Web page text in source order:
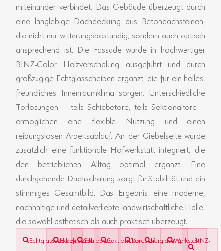
miteinander verbindet. Das Gebäude überzeugt durch
eine langlebige Dachdeckung aus Betondachsteinen,
die nicht nur witterungsbeständig, sondern auch optisch
ansprechend ist. Die Fassade wurde in hochwertiger
BINZ-Color Holzverschalung ausgeführt und durch
großzügige Echtglasscheiben ergänzt, die für ein helles,
freundliches Innenraumklima sorgen. Unterschiedliche
Torlösungen – teils Schiebetore, teils Sektionaltore –
ermöglichen eine flexible Nutzung und einen
reibungslosen Arbeitsablauf. An der Giebelseite wurde
zusätzlich eine funktionale Hofwerkstatt integriert, die
den betrieblichen Alltag optimal ergänzt. Eine
durchgehende Dachschalung sorgt für Stabilität und ein
stimmiges Gesamtbild. Das Ergebnis: eine moderne,
nachhaltige und detailverliebte landwirtschaftliche Halle,
die sowohl ästhetisch als auch praktisch überzeugt.
EchtglasscheibenHolzfassadeSchiebetorSektionaltorVordachVerglasungWerkstattBINZ-